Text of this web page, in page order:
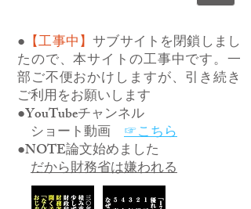
● 【工事中】サブサイトを閉鎖しまし
たので、本サイトの工事中です。一
部ご不便おかけしますが、引き続き
ご利用をお願いします
●YouTubeチャンネル
ショート動画 ☞こちら
●NOTE論文始めました
だから財務省は嫌われる